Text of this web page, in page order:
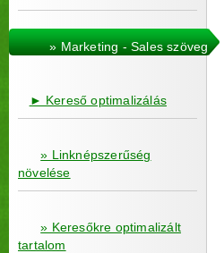
» Marketing - Sales szöveg
► Kereső optimalizálás
» Linknépszerűség
növelése
» Keresőkre optimalizált
tartalom